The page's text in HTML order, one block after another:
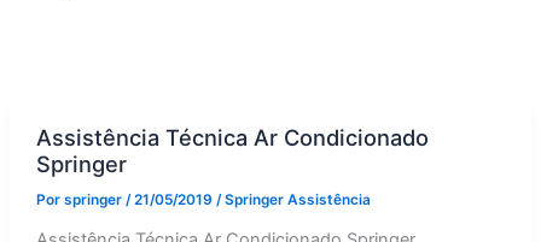
Assistência Técnica Ar Condicionado
Springer
Por springer /21/05/2019 /Springer Assistência